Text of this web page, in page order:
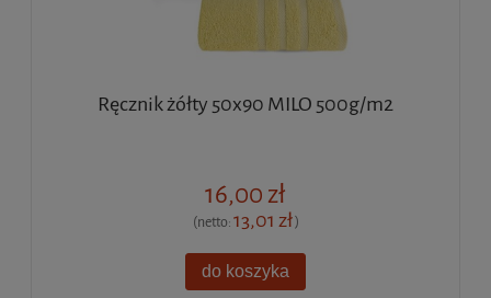
Ręcznik żółty 50x90 MILO 500g/m2
16,00 zł
(netto:13,01 zł)
do koszyka